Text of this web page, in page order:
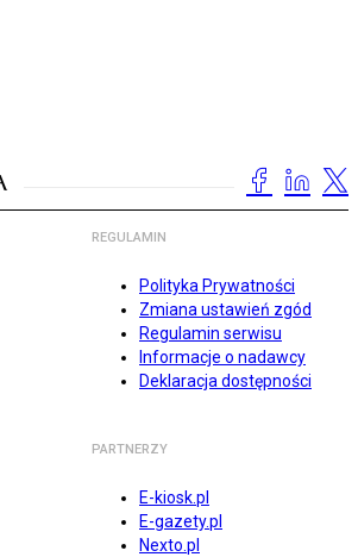
REGULAMIN
Polityka Prywatności
Zmiana ustawień zgód
Regulamin serwisu
Informacje o nadawcy
Deklaracja dostępności
PARTNERZY
E-kiosk.pl
E-gazety.pl
Nexto.pl